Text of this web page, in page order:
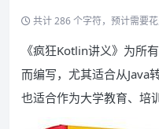
共计 286 个字符，预计需要花
《疯狂Kotlin讲义》为所
而编写，尤其适合从Java
也适合作为大学教育、培